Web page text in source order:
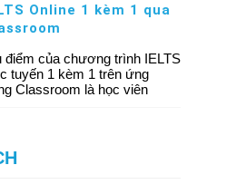
giảng dạy IELTS. Học viên
kiểm tra trình độ miễn phí
từng mục tiêu.
Online 1 kèm 1 qua
điểm của chương trình IELTS
tuyến 1 kèm 1 trên ứng
Classroom là học viên
học viên. Đội ngũ giáo viên
xuất sắc sẽ giúp bạn đạt